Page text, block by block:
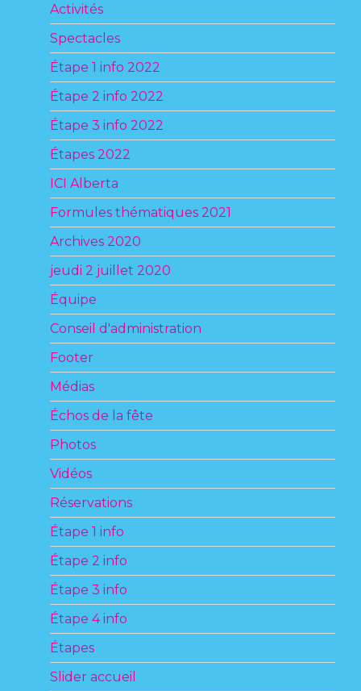
Activités
Spectacles
Étape 1 info 2022
Étape 2 info 2022
Étape 3 info 2022
Étapes 2022
ICI Alberta
Formules thématiques 2021
Archives 2020
jeudi 2 juillet 2020
Équipe
Conseil d'administration
Footer
Médias
Échos de la fête
Photos
Vidéos
Réservations
Étape 1 info
Étape 2 info
Étape 3 info
Étape 4 info
Étapes
Slider accueil